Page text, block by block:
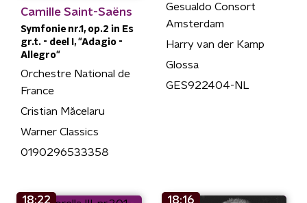
Camille Saint-Saëns
Symfonie nr.1, op.2 in Es
gr.t. - deel I, "Adagio -
Allegro"
Orchestre National de
France
Cristian Măcelaru
Warner Classics
0190296533358
Gesualdo Consort
Amsterdam
Harry van der Kamp
Glossa
GES922404-NL
18:22 18:16